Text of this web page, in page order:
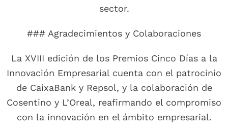
sector.
### Agradecimientos y Colaboraciones
La XVIII edición de los Premios Cinco Días a la
Innovación Empresarial cuenta con el patrocinio
de CaixaBank y Repsol, y la colaboración de
Cosentino y L’Oreal, reafirmando el compromiso
con la innovación en el ámbito empresarial.